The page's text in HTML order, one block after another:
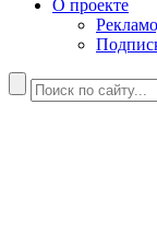
О проекте